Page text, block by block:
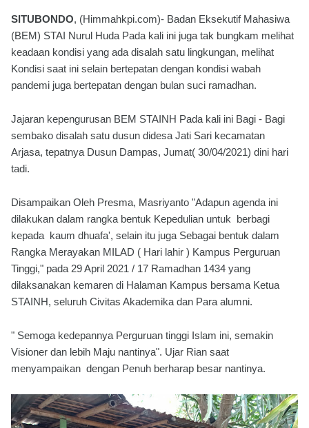
SITUBONDO, (Himmahkpi.com)- Badan Eksekutif Mahasiwa
(BEM) STAI Nurul Huda Pada kali ini juga tak bungkam melihat
keadaan kondisi yang ada disalah satu lingkungan, melihat
Kondisi saat ini selain bertepatan dengan kondisi wabah
pandemi juga bertepatan dengan bulan suci ramadhan.
Jajaran kepengurusan BEM STAINH Pada kali ini Bagi - Bagi
sembako disalah satu dusun didesa Jati Sari kecamatan
Arjasa, tepatnya Dusun Dampas, Jumat( 30/04/2021) dini hari
tadi.
Disampaikan Oleh Presma, Masriyanto "Adapun agenda ini
dilakukan dalam rangka bentuk Kepedulian untuk berbagi
kepada kaum dhuafa', selain itu juga Sebagai bentuk dalam
Rangka Merayakan MILAD ( Hari lahir ) Kampus Perguruan
Tinggi," pada 29 April 2021 / 17 Ramadhan 1434 yang
dilaksanakan kemaren di Halaman Kampus bersama Ketua
STAINH, seluruh Civitas Akademika dan Para alumni.
" Semoga kedepannya Perguruan tinggi Islam ini, semakin
Visioner dan lebih Maju nantinya". Ujar Rian saat
menyampaikan dengan Penuh berharap besar nantinya.